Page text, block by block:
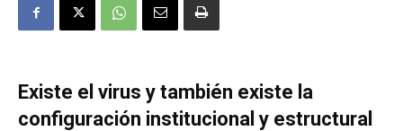
Existe el virus y también existe la
configuración institucional y estructural